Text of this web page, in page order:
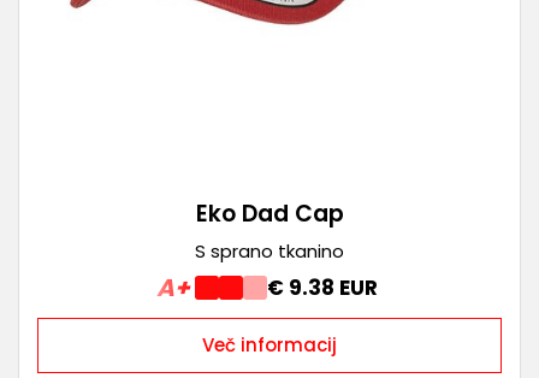
Eko Dad Cap
S sprano tkanino
A+ € 9.38 EUR
Več informacij